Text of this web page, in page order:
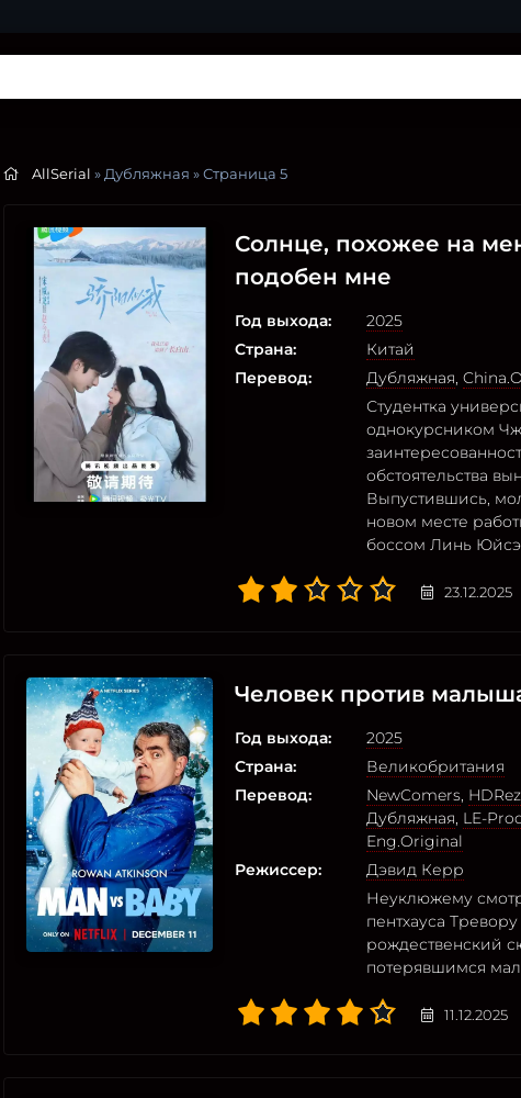
AllSerial » Дубляжная » Страница 5
Солнце, похожее на
подобен мне
Год выхода:
2025
Страна:
Китай
Перевод:
Дубляжная,
Студентка
однокурсником
обстоятельства
Выпустившись,
новом месте
боссом Линь
23.12.2025
Человек против
Год выхода:
2025
Страна:
Великобритания
Перевод:
NewComers,
Дубляжная, LE-
Eng.Original
Режиссер:
Дэвид Керр
Неуклюжему
пентхауса
рождественский
потерявшимся
11.12.2025